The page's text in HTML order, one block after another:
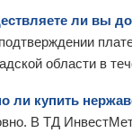
ли вы
области в
ли купить
В ТД